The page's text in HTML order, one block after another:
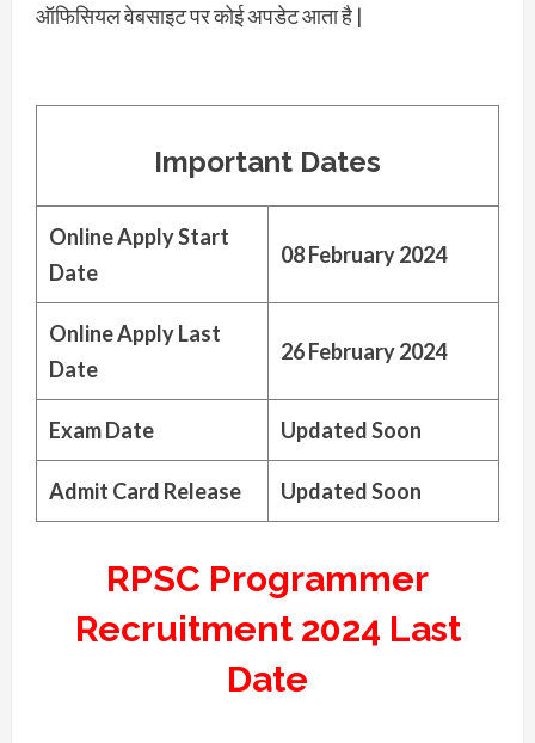
ऑफिसियल वेबसाइट पर कोई अपडेट आता है |
Important Dates
Online Apply Start
Date
08 February 2024
Online Apply Last
Date
26 February 2024
Exam Date Updated Soon
Admit Card Release Updated Soon
RPSC Programmer
Recruitment 2024 Last
Date